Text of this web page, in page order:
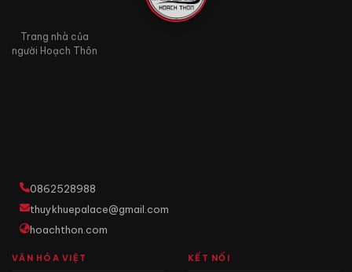
Trang nhà của
người Hoạch Thôn
0862528988
thuykhuepalace@gmail.com
hoachthon.com
VĂN HÓA VIỆT KẾT NỐI